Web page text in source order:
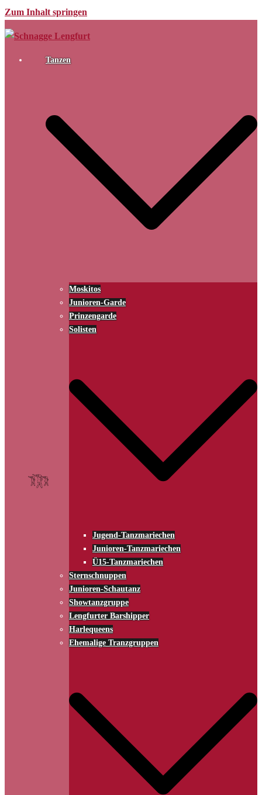
Zum Inhalt springen
Tanzen
Moskitos
Junioren-Garde
Prinzengarde
Solisten
Jugend-Tanzmariechen
Junioren-Tanzmariechen
Ü15-Tanzmariechen
Sternschnuppen
Junioren-Schautanz
Showtanzgruppe
Lengfurter Barshipper
Harlequeens
Ehemalige Tranzgruppen